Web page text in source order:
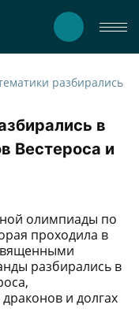
в
Вестероса и
олимпиады по
проходила в
разбирались в
и долгах